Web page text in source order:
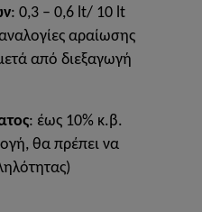
: 0,3 – 0,6 lt/ 10 lt
αραίωσης
από διεξαγωγή
: έως 10% κ.β.
θα πρέπει να